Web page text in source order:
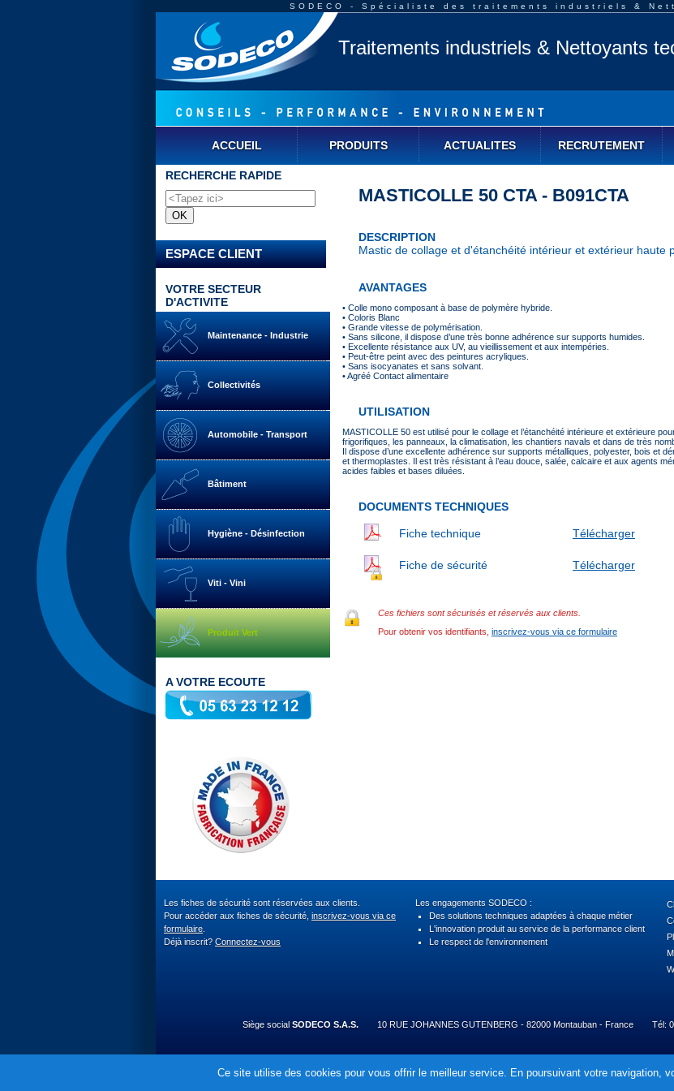
SODECO - Spécialiste des traitements industriels &
Traitements industriels & Nettoyants
ACCUEIL PRODUITS ACTUALITES RECRUTEMENT
RECHERCHE RAPIDE
ESPACE CLIENT
VOTRE SECTEUR
D'ACTIVITE
Maintenance - Industrie
Collectivités
Automobile - Transport
Bâtiment
Hygiène - Désinfection
Viti - Vini
Produit Vert
A VOTRE ECOUTE
MASTICOLLE 50 CTA - B091CTA
DESCRIPTION
Mastic de collage et d'étanchéité intérieur et extérieur haute
AVANTAGES
• Colle mono composant à base de polymère hybride.
• Coloris Blanc
• Grande vitesse de polymérisation.
• Sans silicone, il dispose d’une très bonne adhérence sur supports humides.
• Excellente résistance aux UV, au vieillissement et aux intempéries.
• Peut-être peint avec des peintures acryliques.
• Sans isocyanates et sans solvant.
• Agréé Contact alimentaire
UTILISATION
MASTICOLLE 50 est utilisé pour le collage et l’étanchéité intérieure et extérieure
frigorifiques, les panneaux, la climatisation, les chantiers navals et dans de très
Il dispose d’une excellente adhérence sur supports métalliques, polyester, bois et
et thermoplastes. Il est très résistant à l’eau douce, salée, calcaire et aux agents
acides faibles et bases diluées.
DOCUMENTS TECHNIQUES
Fiche technique Télécharger
Fiche de sécurité Télécharger
Ces fichiers sont sécurisés et réservés aux clients.
Pour obtenir vos identifiants, inscrivez-vous via ce formulaire
Les fiches de sécurité sont réservées aux clients.
Pour accéder aux fiches de sécurité, inscrivez-vous via ce
formulaire
Déjà inscrit? Connectez-vous
Les engagements SODECO :
Des solutions techniques adaptées à chaque métier
L'innovation produit au service de la performance client
Le respect de l'environnement
Siège social SODECO S.A.S. 10 RUE JOHANNES GUTENBERG - 82000 Montauban - France Tél:
Ce site utilise des cookies pour vous offrir le meilleur service. En poursuivant votre navigation,